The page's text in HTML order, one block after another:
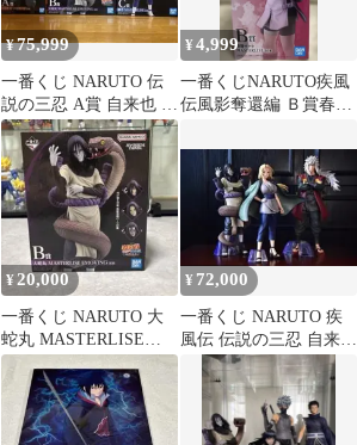
¥75,999
一番くじ NARUTO 伝
説の三忍 A賞 自来也 B
賞 大蛇丸 C賞 綱手
¥4,999
一番くじNARUTO疾風
伝風影奪還編 Ｂ賞春野
他おまけ
¥20,000
一番くじ NARUTO 大
蛇丸 MASTERLISE
EMOVING B賞
¥ 72,000
一番くじ NARUTO 疾
風伝 伝説の三忍 自来也
綱手 大蛇丸 3体セット